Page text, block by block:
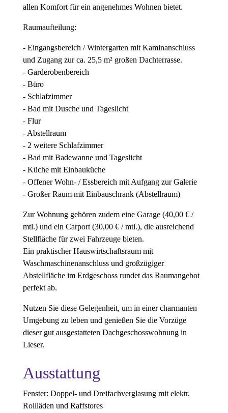
allen Komfort für ein angenehmes Wohnen bietet.
Raumaufteilung:
- Eingangsbereich / Wintergarten mit Kaminanschluss
und Zugang zur ca. 25,5 m² großen Dachterrasse.
- Garderobenbereich
- Büro
- Schlafzimmer
- Bad mit Dusche und Tageslicht
- Flur
- Abstellraum
- 2 weitere Schlafzimmer
- Bad mit Badewanne und Tageslicht
- Küche mit Einbauküche
- Offener Wohn- / Essbereich mit Aufgang zur Galerie
- Großer Raum mit Einbauschrank (Abstellraum)
Zur Wohnung gehören zudem eine Garage (40,00 € /
mtl.) und ein Carport (30,00 € / mtl.), die ausreichend
Stellfläche für zwei Fahrzeuge bieten.
Ein praktischer Hauswirtschaftsraum mit
Waschmaschinenanschluss und großzügiger
Abstellfläche im Erdgeschoss rundet das Raumangebot
perfekt ab.
Nutzen Sie diese Gelegenheit, um in einer charmanten
Umgebung zu leben und genießen Sie die Vorzüge
dieser gut ausgestatteten Dachgeschosswohnung in
Lieser.
Ausstattung
Fenster: Doppel- und Dreifachverglasung mit elektr.
Rollläden und Raffstores